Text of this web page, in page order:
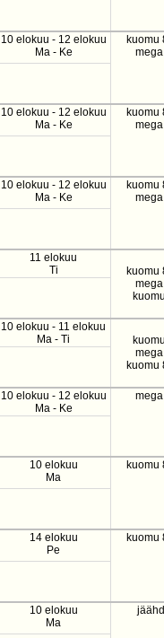
10 elokuu - 12 elokuu
Ma - Ke
kuomu
10 elokuu - 12 elokuu
Ma - Ke
kuomu
10 elokuu - 12 elokuu
Ma - Ke
kuomu
11 elokuu
Ti
kuomu
10 elokuu - 11 elokuu
Ma - Ti
kuomu
10 elokuu - 12 elokuu
Ma - Ke
10 elokuu
Ma
kuomu
14 elokuu
Pe
kuomu
10 elokuu
Ma